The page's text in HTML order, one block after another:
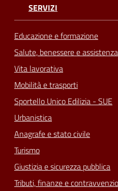
SERVIZI
Educazione e formazione
Salute, benessere e assistenza
Vita lavorativa
Mobilità e trasporti
Sportello Unico Edilizia - SUE
Urbanistica
Anagrafe e stato civile
Turismo
Giustizia e sicurezza pubblica
Tributi, finanze e